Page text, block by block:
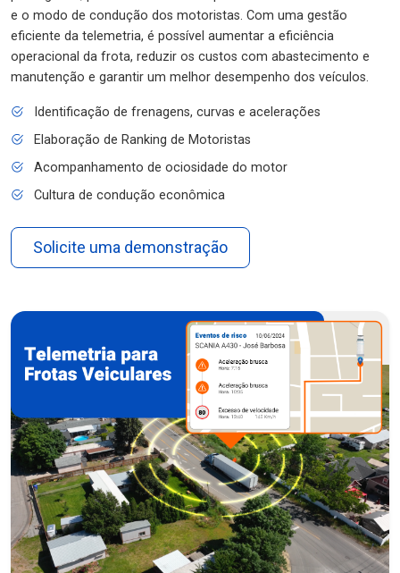
e o modo de condução dos motoristas. Com uma gestão
eficiente da telemetria, é possível aumentar a eficiência
operacional da frota, reduzir os custos com abastecimento e
manutenção e garantir um melhor desempenho dos veículos.
Identificação de frenagens, curvas e acelerações
Elaboração de Ranking de Motoristas
Acompanhamento de ociosidade do motor
Cultura de condução econômica
Solicite uma demonstração